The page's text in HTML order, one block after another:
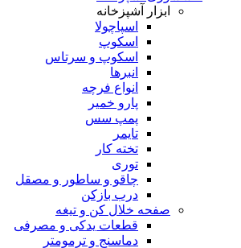
ابزار آشپزخانه
اسپاچولا
اسکوپ
اسکوپ و سرتاس
انبرها
انواع فرچه
پارو خمیر
پمپ سس
تایمر
تخته کار
توری
چاقو و ساطور و مصقل
درب بازکن
صفحه خلال کن و تیغه
قطعات یدکی و مصرفی
دماسنج و ترمومتر